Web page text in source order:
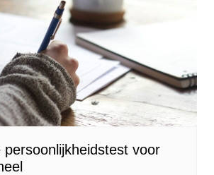
persoonlijkheidstest voor